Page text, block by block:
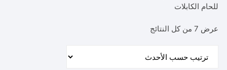
للحام الكابلات
عرض ⁦7⁩ من كل النتائج